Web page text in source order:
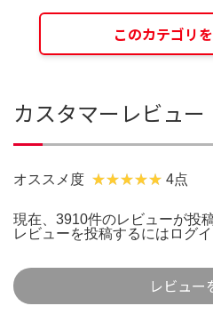
このカテゴリ
カスタマーレビュー
オススメ度 4点
現在、3910件のレビューが投
レビューを投稿するには ログ
レビュー